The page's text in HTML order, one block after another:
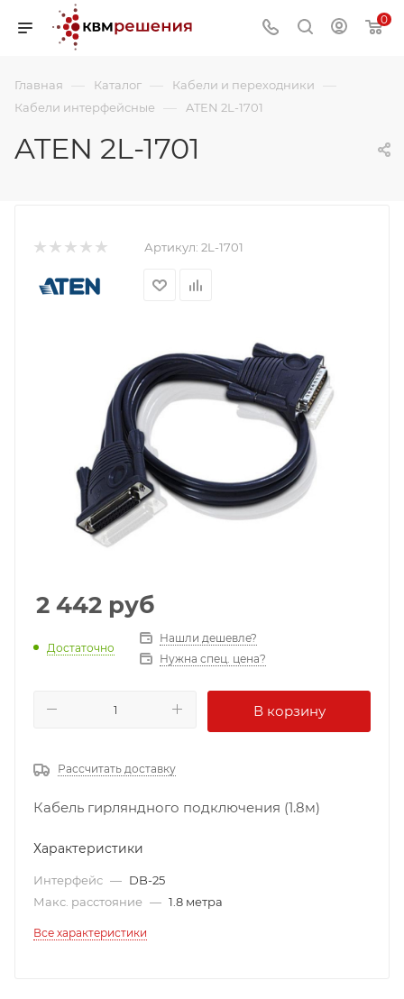
0
Главная — Каталог — Кабели и переходники —
Кабели интерфейсные — ATEN 2L-1701
ATEN 2L-1701
Артикул: 2L-1701
2 442 руб
Достаточно
Нашли дешевле?
Нужна спец. цена?
В корзину
Рассчитать доставку
Кабель гирляндного подключения (1.8м)
Характеристики
Интерфейс — DB-25
Макс. расстояние — 1.8 метра
Все характеристики